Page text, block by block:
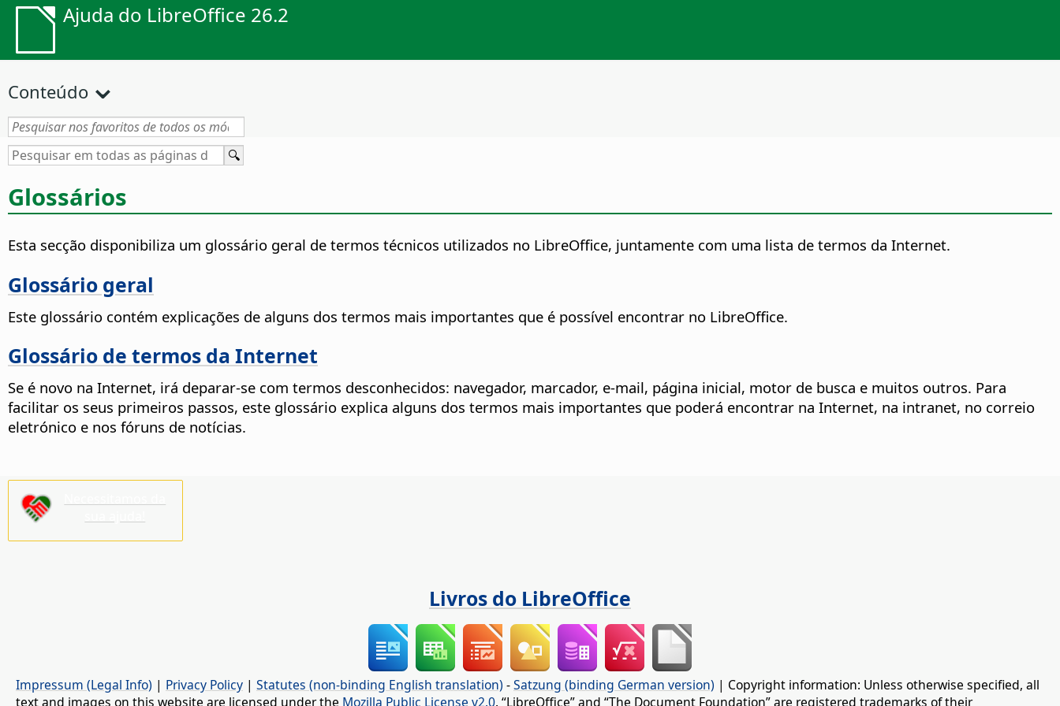
Ajuda do LibreOffice 26.2
Conteúdo
Glossários
Esta secção disponibiliza um glossário geral de termos técnicos utilizados no LibreOffice, juntamente com uma lista de termos da Internet.
Glossário geral
Este glossário contém explicações de alguns dos termos mais importantes que é possível encontrar no LibreOffice.
Glossário de termos da Internet
Se é novo na Internet, irá deparar-se com termos desconhecidos: navegador, marcador, e-mail, página inicial, motor de busca e muitos outros. Para
facilitar os seus primeiros passos, este glossário explica alguns dos termos mais importantes que poderá encontrar na Internet, na intranet, no correio
eletrónico e nos fóruns de notícias.
Livros do LibreOffice
Impressum (Legal Info) | Privacy Policy | Statutes (non-binding English translation) -Satzung (binding German version) | Copyright information: Unless otherwise specified, all
text and images on this website are licensed under the Mozilla Public License v2.0. “LibreOffice” and “The Document Foundation” are registered trademarks of their